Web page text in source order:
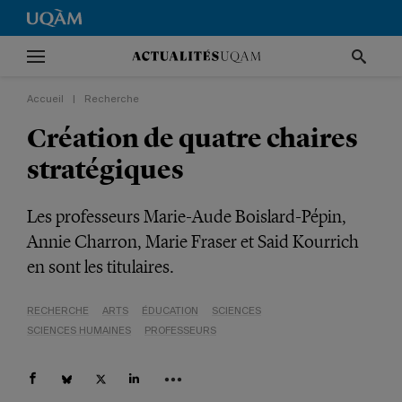
Accueil Recherche
Création de quatre chaires
stratégiques
Les professeurs Marie-Aude Boislard-Pépin,
Annie Charron, Marie Fraser et Said Kourrich
en sont les titulaires.
RECHERCHE ARTS ÉDUCATION
SCIENCES
SCIENCES HUMAINES
PROFESSEURS